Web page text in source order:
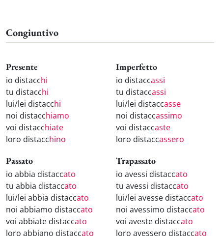
Congiuntivo
Presente
io distacchi
tu distacchi
lui/lei distacchi
noi distacchiamo
voi distacchiate
loro distacchino
Imperfetto
io distaccassi
tu distaccassi
lui/lei distaccasse
noi distaccassimo
voi distaccaste
loro distaccassero
Passato
io abbia distaccato
tu abbia distaccato
lui/lei abbia distaccato
noi abbiamo distaccato
voi abbiate distaccato
loro abbiano distaccato
Trapassato
io avessi distaccato
tu avessi distaccato
lui/lei avesse distaccato
noi avessimo distaccato
voi aveste distaccato
loro avessero distaccato